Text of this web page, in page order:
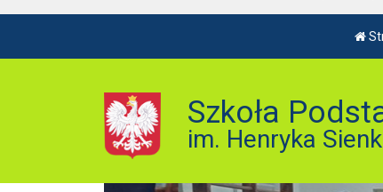
Szkoła
im. Henryka